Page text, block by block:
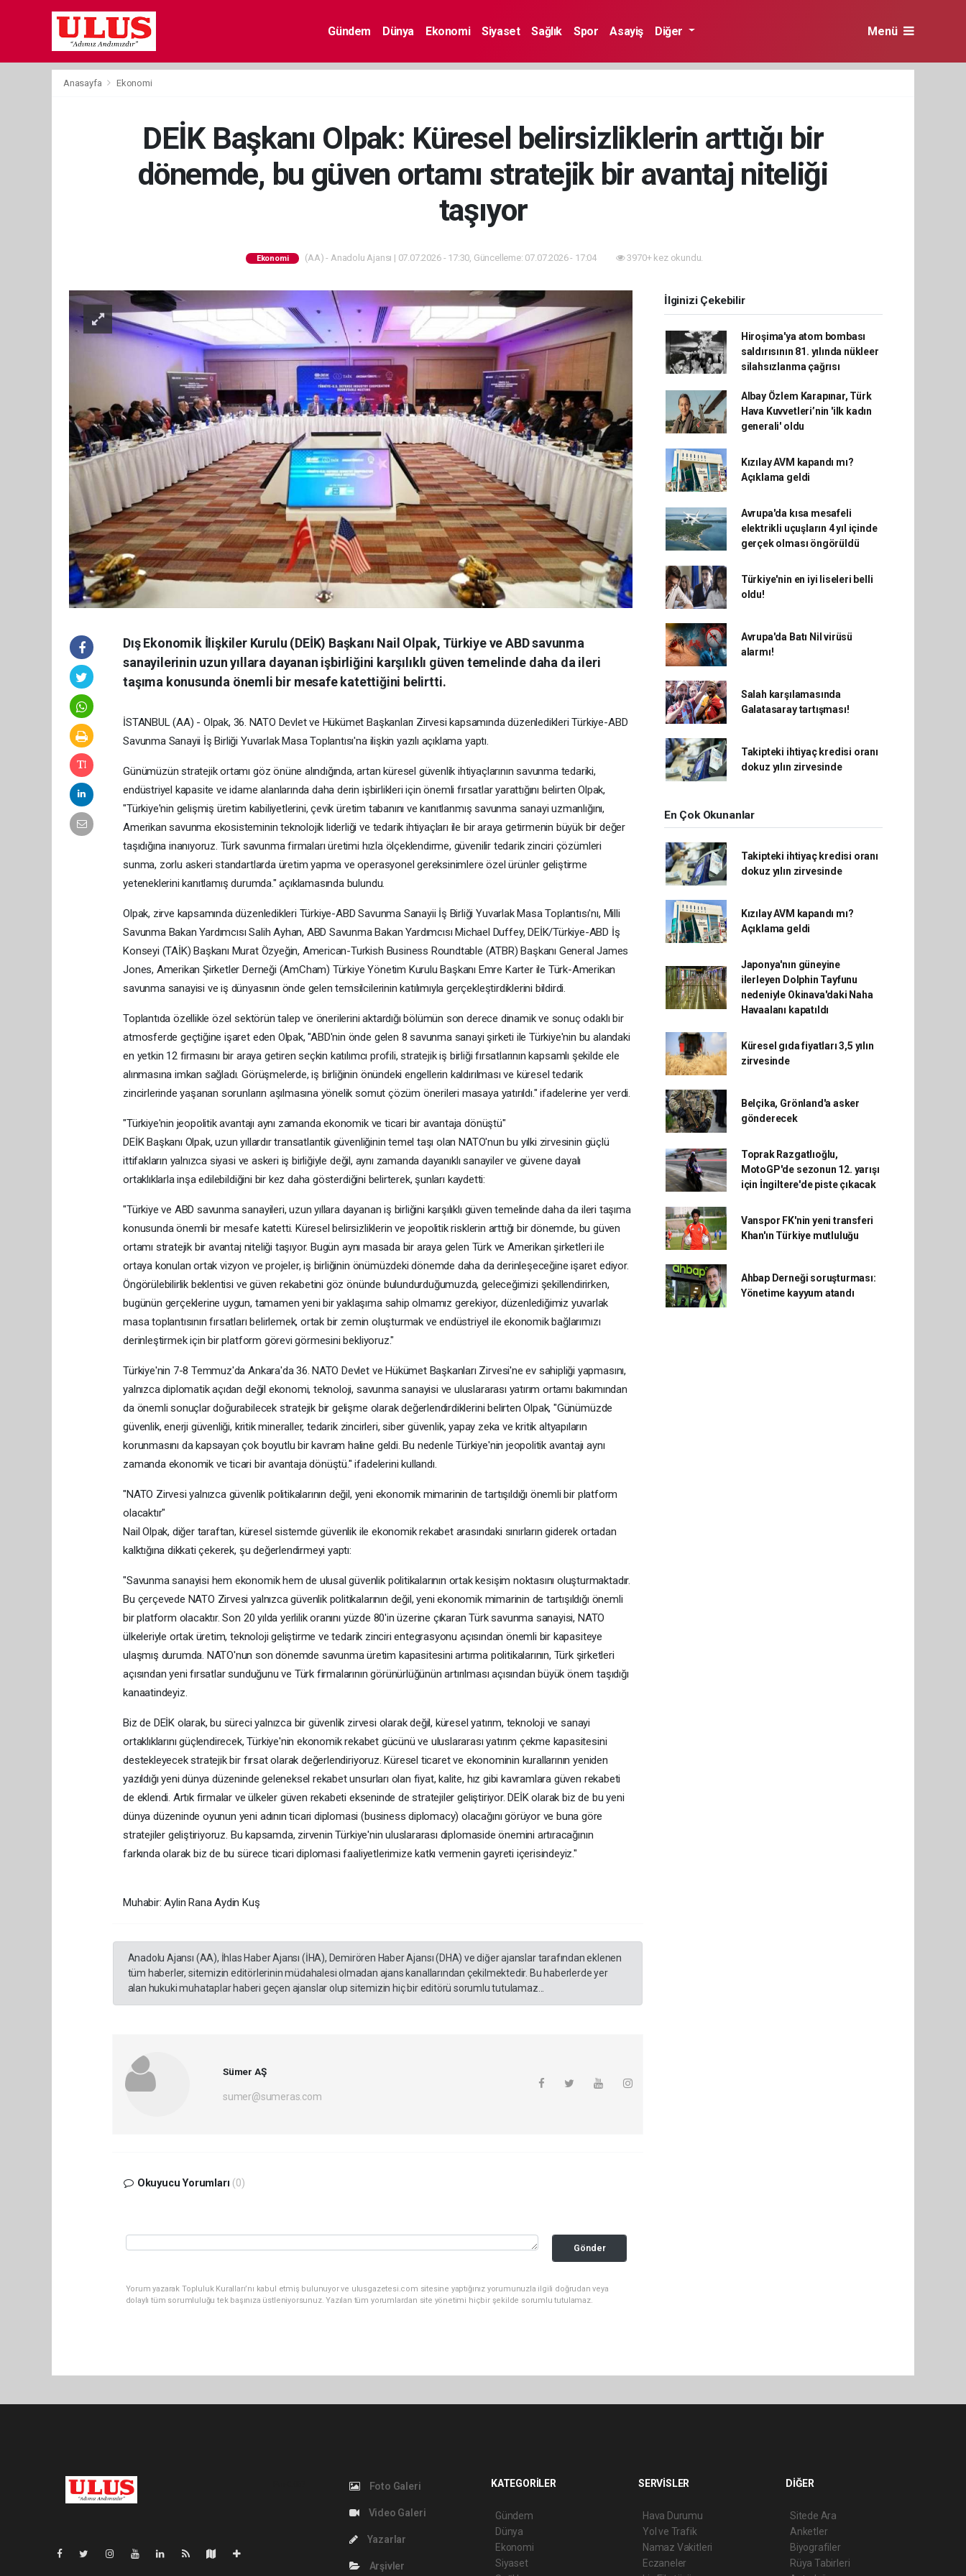
Gündem Dünya Ekonomi Siyaset Sağlık Spor Asayiş Diğer Menü
Anasayfa Ekonomi
DEİK Başkanı Olpak: Küresel belirsizliklerin arttığı bir
dönemde, bu güven ortamı stratejik bir avantaj niteliği
taşıyor
Ekonomi (AA) - Anadolu Ajansı | 07.07.2026 - 17:30, Güncelleme: 07.07.2026 - 17:04 3970+ kez okundu.
Dış Ekonomik İlişkiler Kurulu (DEİK) Başkanı Nail Olpak, Türkiye ve ABD savunma
sanayilerinin uzun yıllara dayanan işbirliğini karşılıklı güven temelinde daha da ileri
taşıma konusunda önemli bir mesafe katettiğini belirtti.
İSTANBUL (AA) - Olpak, 36.⁠ ⁠NATO Devlet ve Hükümet Başkanları Zirvesi kapsamında düzenledikleri Türkiye-ABD
Savunma Sanayii İş Birliği Yuvarlak Masa Toplantısı'na ilişkin yazılı açıklama yaptı.
Günümüzün stratejik ortamı göz önüne alındığında, artan küresel güvenlik ihtiyaçlarının savunma tedariki,
endüstriyel kapasite ve idame alanlarında daha derin işbirlikleri için önemli fırsatlar yarattığını belirten Olpak,
"Türkiye'nin gelişmiş üretim kabiliyetlerini, çevik üretim tabanını ve kanıtlanmış savunma sanayi uzmanlığını,
Amerikan savunma ekosisteminin teknolojik liderliği ve tedarik ihtiyaçları ile bir araya getirmenin büyük bir değer
taşıdığına inanıyoruz. Türk savunma firmaları üretimi hızla ölçeklendirme, güvenilir tedarik zinciri çözümleri
sunma, zorlu askeri standartlarda üretim yapma ve operasyonel gereksinimlere özel ürünler geliştirme
yeteneklerini kanıtlamış durumda." açıklamasında bulundu.
Olpak, zirve kapsamında düzenledikleri Türkiye-ABD Savunma Sanayii İş Birliği Yuvarlak Masa Toplantısı'nı, Milli
Savunma Bakan Yardımcısı Salih Ayhan, ABD Savunma Bakan Yardımcısı Michael Duffey, DEİK/Türkiye-ABD İş
Konseyi (TAİK) Başkanı Murat Özyeğin, American-Turkish Business Roundtable (ATBR) Başkanı General James
Jones, Amerikan Şirketler Derneği (AmCham) Türkiye Yönetim Kurulu Başkanı Emre Karter ile Türk-Amerikan
savunma sanayisi ve iş dünyasının önde gelen temsilcilerinin katılımıyla gerçekleştirdiklerini bildirdi.
Toplantıda özellikle özel sektörün talep ve önerilerini aktardığı bölümün son derece dinamik ve sonuç odaklı bir
atmosferde geçtiğine işaret eden Olpak, "ABD'nin önde gelen 8 savunma sanayi şirketi ile Türkiye'nin bu alandaki
en yetkin 12 firmasını bir araya getiren seçkin katılımcı profili, stratejik iş birliği fırsatlarının kapsamlı şekilde ele
alınmasına imkan sağladı. Görüşmelerde, iş birliğinin önündeki engellerin kaldırılması ve küresel tedarik
zincirlerinde yaşanan sorunların aşılmasına yönelik somut çözüm önerileri masaya yatırıldı." ifadelerine yer verdi.
"Türkiye'nin jeopolitik avantajı aynı zamanda ekonomik ve ticari bir avantaja dönüştü"
DEİK Başkanı Olpak, uzun yıllardır transatlantik güvenliğinin temel taşı olan NATO'nun bu yılki zirvesinin güçlü
ittifakların yalnızca siyasi ve askeri iş birliğiyle değil, aynı zamanda dayanıklı sanayiler ve güvene dayalı
ortaklıklarla inşa edilebildiğini bir kez daha gösterdiğini belirterek, şunları kaydetti:
"Türkiye ve ABD savunma sanayileri, uzun yıllara dayanan iş birliğini karşılıklı güven temelinde daha da ileri taşıma
konusunda önemli bir mesafe katetti. Küresel belirsizliklerin ve jeopolitik risklerin arttığı bir dönemde, bu güven
ortamı stratejik bir avantaj niteliği taşıyor. Bugün aynı masada bir araya gelen Türk ve Amerikan şirketleri ile
ortaya konulan ortak vizyon ve projeler, iş birliğinin önümüzdeki dönemde daha da derinleşeceğine işaret ediyor.
Öngörülebilirlik beklentisi ve güven rekabetini göz önünde bulundurduğumuzda, geleceğimizi şekillendirirken,
bugünün gerçeklerine uygun, tamamen yeni bir yaklaşıma sahip olmamız gerekiyor, düzenlediğimiz yuvarlak
masa toplantısının fırsatları belirlemek, ortak bir zemin oluşturmak ve endüstriyel ile ekonomik bağlarımızı
derinleştirmek için bir platform görevi görmesini bekliyoruz."
Türkiye'nin 7-8 Temmuz'da Ankara'da 36.⁠ ⁠NATO Devlet ve Hükümet Başkanları Zirvesi'ne ev sahipliği yapmasını,
yalnızca diplomatik açıdan değil ekonomi, teknoloji, savunma sanayisi ve uluslararası yatırım ortamı bakımından
da önemli sonuçlar doğurabilecek stratejik bir gelişme olarak değerlendirdiklerini belirten Olpak, "Günümüzde
güvenlik, enerji güvenliği, kritik mineraller, tedarik zincirleri, siber güvenlik, yapay zeka ve kritik altyapıların
korunmasını da kapsayan çok boyutlu bir kavram haline geldi. Bu nedenle Türkiye'nin jeopolitik avantajı aynı
zamanda ekonomik ve ticari bir avantaja dönüştü." ifadelerini kullandı.
"NATO Zirvesi yalnızca güvenlik politikalarının değil, yeni ekonomik mimarinin de tartışıldığı önemli bir platform
olacaktır"
Nail Olpak, diğer taraftan, küresel sistemde güvenlik ile ekonomik rekabet arasındaki sınırların giderek ortadan
kalktığına dikkati çekerek, şu değerlendirmeyi yaptı:
"Savunma sanayisi hem ekonomik hem de ulusal güvenlik politikalarının ortak kesişim noktasını oluşturmaktadır.
Bu çerçevede NATO Zirvesi yalnızca güvenlik politikalarının değil, yeni ekonomik mimarinin de tartışıldığı önemli
bir platform olacaktır. Son 20 yılda yerlilik oranını yüzde 80'in üzerine çıkaran Türk savunma sanayisi, NATO
ülkeleriyle ortak üretim, teknoloji geliştirme ve tedarik zinciri entegrasyonu açısından önemli bir kapasiteye
ulaşmış durumda. NATO'nun son dönemde savunma üretim kapasitesini artırma politikalarının, Türk şirketleri
açısından yeni fırsatlar sunduğunu ve Türk firmalarının görünürlüğünün artırılması açısından büyük önem taşıdığı
kanaatindeyiz.
Biz de DEİK olarak, bu süreci yalnızca bir güvenlik zirvesi olarak değil, küresel yatırım, teknoloji ve sanayi
ortaklıklarını güçlendirecek, Türkiye'nin ekonomik rekabet gücünü ve uluslararası yatırım çekme kapasitesini
destekleyecek stratejik bir fırsat olarak değerlendiriyoruz. Küresel ticaret ve ekonominin kurallarının yeniden
yazıldığı yeni dünya düzeninde geleneksel rekabet unsurları olan fiyat, kalite, hız gibi kavramlara güven rekabeti
de eklendi. Artık firmalar ve ülkeler güven rekabeti ekseninde de stratejiler geliştiriyor. DEİK olarak biz de bu yeni
dünya düzeninde oyunun yeni adının ticari diplomasi (business diplomacy) olacağını görüyor ve buna göre
stratejiler geliştiriyoruz. Bu kapsamda, zirvenin Türkiye'nin uluslararası diplomaside önemini artıracağının
farkında olarak biz de bu sürece ticari diplomasi faaliyetlerimize katkı vermenin gayreti içerisindeyiz."
Muhabir: Aylin Rana Aydin Kuş
Anadolu Ajansı (AA), İhlas Haber Ajansı (İHA), Demirören Haber Ajansı (DHA) ve diğer ajanslar tarafından eklenen
tüm haberler, sitemizin editörlerinin müdahalesi olmadan ajans kanallarından çekilmektedir. Bu haberlerde yer
alan hukuki muhataplar haberi geçen ajanslar olup sitemizin hiç bir editörü sorumlu tutulamaz...
Sümer AŞ
sumer@sumeras.com
Okuyucu Yorumları (0)
Gönder
Yorum yazarak Topluluk Kuralları’nı kabul etmiş bulunuyor ve ulusgazetesi.com sitesine yaptığınız yorumunuzla ilgili doğrudan veya
dolaylı tüm sorumluluğu tek başınıza üstleniyorsunuz. Yazılan tüm yorumlardan site yönetimi hiçbir şekilde sorumlu tutulamaz.
İlginizi Çekebilir
Hiroşima'ya atom bombası
saldırısının 81. yılında nükleer
silahsızlanma çağrısı
Albay Özlem Karapınar, Türk
Hava Kuvvetleri’nin 'ilk kadın
generali' oldu
Kızılay AVM kapandı mı?
Açıklama geldi
Avrupa'da kısa mesafeli
elektrikli uçuşların 4 yıl içinde
gerçek olması öngörüldü
Türkiye'nin en iyi liseleri belli
oldu!
Avrupa'da Batı Nil virüsü
alarmı!
Salah karşılamasında
Galatasaray tartışması!
Takipteki ihtiyaç kredisi oranı
dokuz yılın zirvesinde
En Çok Okunanlar
Takipteki ihtiyaç kredisi oranı
dokuz yılın zirvesinde
Kızılay AVM kapandı mı?
Açıklama geldi
Japonya'nın güneyine
ilerleyen Dolphin Tayfunu
nedeniyle Okinava'daki Naha
Havaalanı kapatıldı
Küresel gıda fiyatları 3,5 yılın
zirvesinde
Belçika, Grönland'a asker
gönderecek
Toprak Razgatlıoğlu,
MotoGP'de sezonun 12. yarışı
için İngiltere'de piste çıkacak
Vanspor FK'nin yeni transferi
Khan'ın Türkiye mutluluğu
Ahbap Derneği soruşturması:
Yönetime kayyum atandı
Foto Galeri
Video Galeri
Yazarlar
Arşivler
KATEGORİLER
Gündem
Dünya
Ekonomi
Siyaset
SERVİSLER
Hava Durumu
Yol ve Trafik
Namaz Vakitleri
Eczaneler
DİĞER
Sitede Ara
Anketler
Biyografiler
Rüya Tabirleri